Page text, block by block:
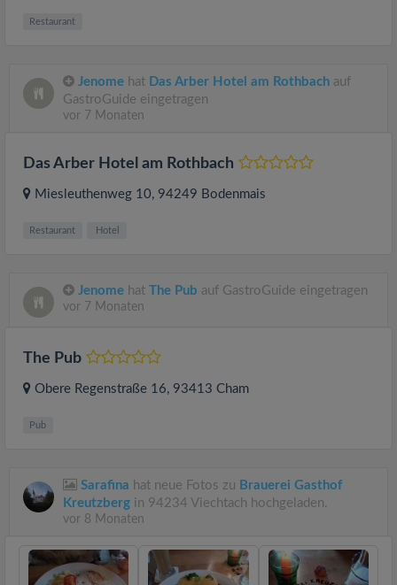
Restaurant
Jenome hat Das Arber Hotel am Rothbach auf
GastroGuide eingetragen
vor 7 Monaten
Das Arber Hotel am Rothbach
Miesleuthenweg 10, 94249 Bodenmais
Restaurant Hotel
Jenome hat The Pub auf GastroGuide eingetragen
vor 7 Monaten
The Pub
Obere Regenstraße 16, 93413 Cham
Pub
Sarafina hat neue Fotos zu Brauerei Gasthof
Kreutzberg in 94234 Viechtach hochgeladen.
vor 8 Monaten